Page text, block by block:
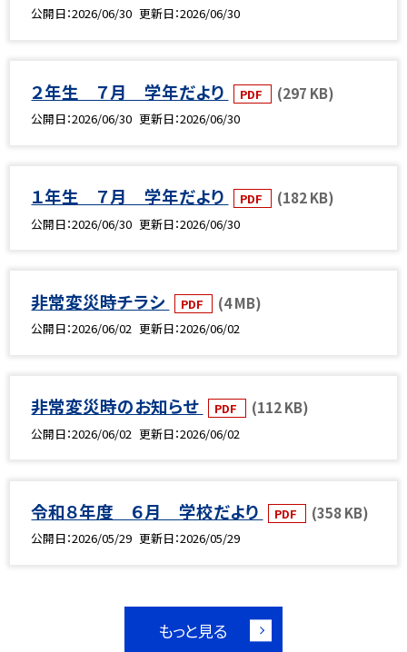
公開日 2026/06/30 更新日 2026/06/30
２年生 ７月 学年だより PDF (297 KB)
公開日 2026/06/30 更新日 2026/06/30
１年生 ７月 学年だより PDF (182 KB)
公開日 2026/06/30 更新日 2026/06/30
非常変災時チラシ PDF (4 MB)
公開日 2026/06/02 更新日 2026/06/02
非常変災時のお知らせ PDF (112 KB)
公開日 2026/06/02 更新日 2026/06/02
令和８年度 ６月 学校だより PDF (358 KB)
公開日 2026/05/29 更新日 2026/05/29
もっと見る